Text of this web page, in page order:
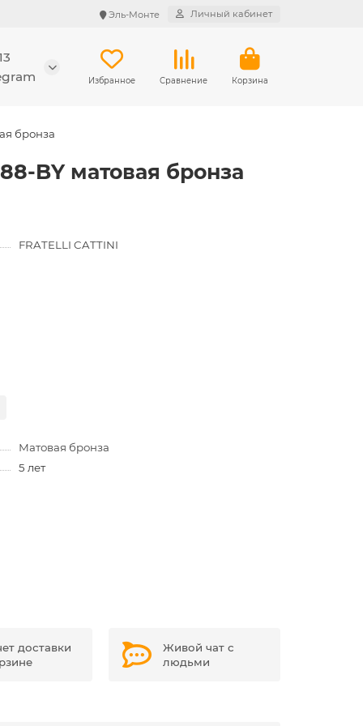
Эль-Монте Личный кабинет
Избранное Сравнение Корзина
бронза
BY матовая бронза
FRATELLI CATTINI
Матовая бронза
5 лет
доставки
Живой чат с
людьми